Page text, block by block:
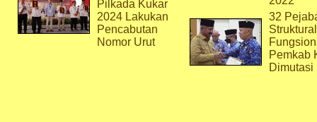
Pilkada Kukar
2024 Lakukan
Pencabutan
Nomor Urut
32
Pemkab
Dimutasi